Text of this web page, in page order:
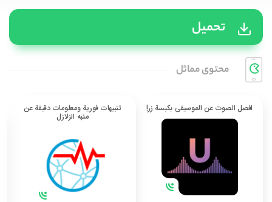
تحميل
محتوی مماثل
افصل الصوت عن الموسيقى بكبسة زر! تنبيهات فورية ومعلومات دقيقة عن
منبه الزلازل